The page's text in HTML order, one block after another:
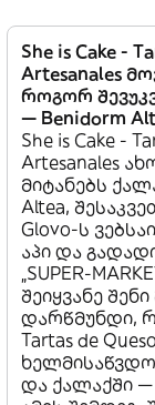
She is Cake -
Artesanales
როგორ
— Benidorm
She is Cake -
Artesanales
მიტანებს
Altea,
Glovo-ს
აპი და
„SUPER-
შეიყვანე
დარწმუნდი,
Tartas de
და ქალაქში —